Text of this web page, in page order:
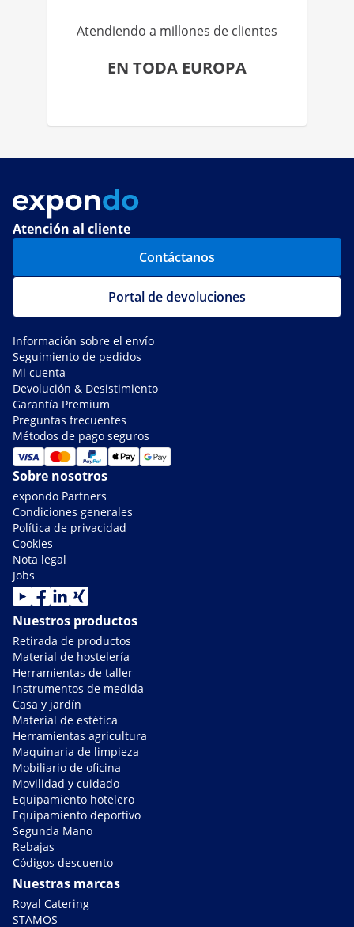
Atendiendo a millones de clientes
EN TODA EUROPA
Atención al cliente
Contáctanos
Portal de devoluciones
Información sobre el envío
Seguimiento de pedidos
Mi cuenta
Devolución & Desistimiento
Garantía Premium
Preguntas frecuentes
Métodos de pago seguros
Sobre nosotros
expondo Partners
Condiciones generales
Política de privacidad
Cookies
Nota legal
Jobs
Nuestros productos
Retirada de productos
Material de hostelería
Herramientas de taller
Instrumentos de medida
Casa y jardín
Material de estética
Herramientas agricultura
Maquinaria de limpieza
Mobiliario de oficina
Movilidad y cuidado
Equipamiento hotelero
Equipamiento deportivo
Segunda Mano
Rebajas
Códigos descuento
Nuestras marcas
Royal Catering
STAMOS